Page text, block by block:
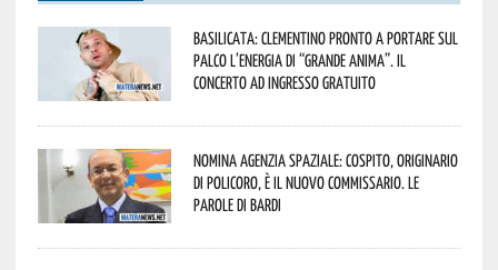
Basilicata: Clementino pronto a portare sul
palco l’energia di “Grande Anima”. Il
concerto ad ingresso gratuito
Nomina Agenzia Spaziale: Cospito, originario
di Policoro, è il nuovo commissario. Le
parole di Bardi